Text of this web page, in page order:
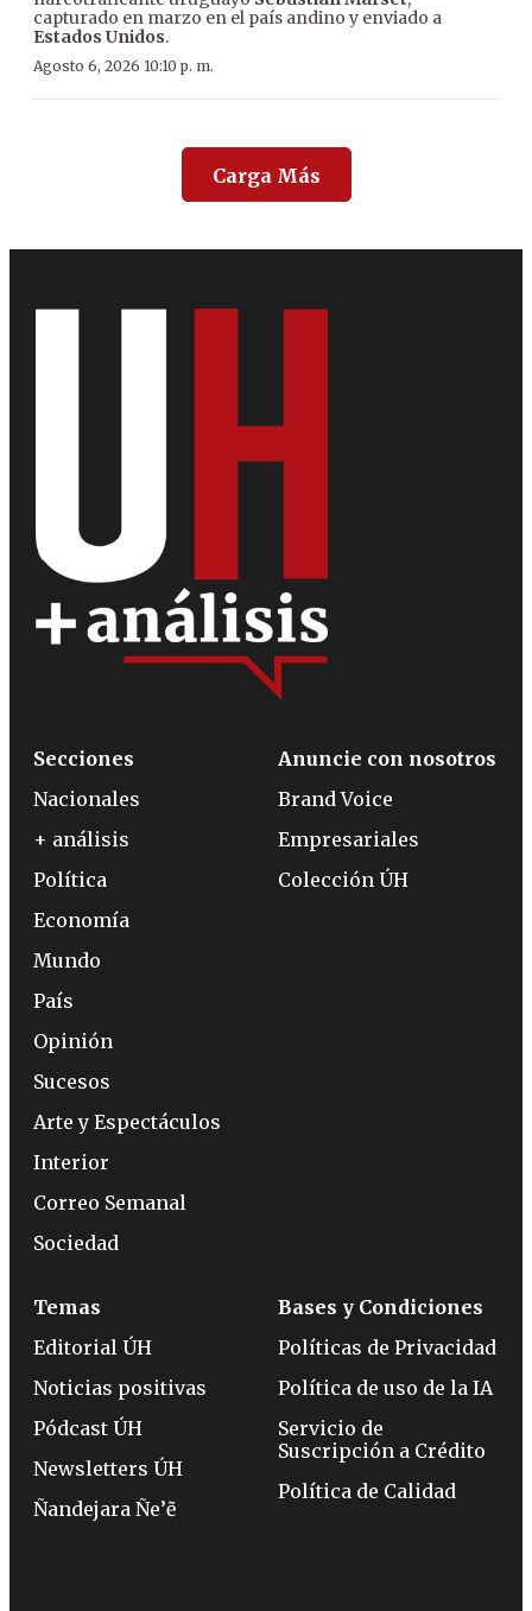
capturado en marzo en el país andino y enviado a
Estados Unidos.
Agosto 6, 2026 10:10 p. m.
Carga Más
Secciones
Nacionales
+ análisis
Política
Economía
Mundo
País
Opinión
Sucesos
Arte y Espectáculos
Interior
Correo Semanal
Sociedad
Anuncie con nosotros
Brand Voice
Empresariales
Colección ÚH
Temas
Editorial ÚH
Noticias positivas
Pódcast ÚH
Newsletters ÚH
Ñandejara Ñe’ẽ
Bases y Condiciones
Políticas de Privacidad
Política de uso de la IA
Servicio de
Suscripción a Crédito
Política de Calidad